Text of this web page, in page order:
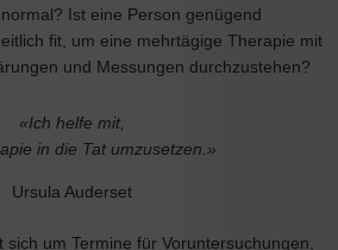
Ist eine Person genügend
fit, um eine mehrtägige Therapie mit
und Messungen durchzustehen?
«Ich helfe mit,
in die Tat umzusetzen.»
Ursula Auderset
um Termine für Voruntersuchungen,